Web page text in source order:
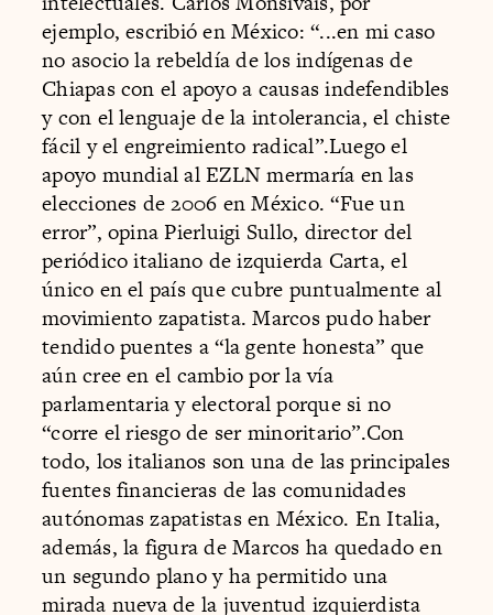
ejemplo, escribió en México: “...en mi caso
no asocio la rebeldía de los indígenas de
Chiapas con el apoyo a causas indefendibles
y con el lenguaje de la intolerancia, el chiste
fácil y el engreimiento radical”.Luego el
apoyo mundial al EZLN mermaría en las
elecciones de 2006 en México. “Fue un
error”, opina Pierluigi Sullo, director del
periódico italiano de izquierda Carta, el
único en el país que cubre puntualmente al
movimiento zapatista. Marcos pudo haber
tendido puentes a “la gente honesta” que
aún cree en el cambio por la vía
parlamentaria y electoral porque si no
“corre el riesgo de ser minoritario”.Con
todo, los italianos son una de las principales
fuentes financieras de las comunidades
autónomas zapatistas en México. En Italia,
además, la figura de Marcos ha quedado en
un segundo plano y ha permitido una
mirada nueva de la juventud izquierdista